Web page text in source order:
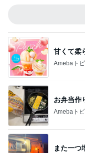
甘くて柔
Amebaト
お弁当作
Amebaト
また一つ